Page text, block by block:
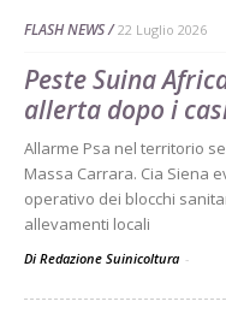
FLASH NEWS 22 Luglio 2026
Peste Suina
allerta dopo i
Allarme Psa nel territorio
Massa Carrara. Cia Siena
operativo dei blocchi
allevamenti locali
Di Redazione Suinicoltura -